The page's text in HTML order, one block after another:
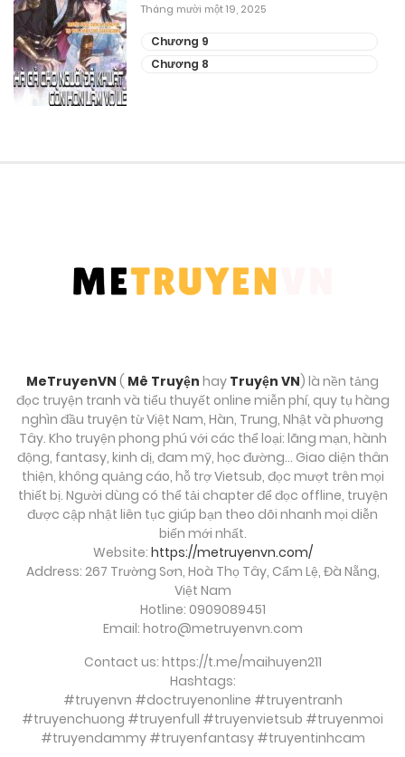
Tháng mười một 19, 2025
Chương 9
Chương 8
MeTruyenVN ( Mê Truyện hay Truyện VN) là nền tảng
đọc truyện tranh và tiểu thuyết online miễn phí, quy tụ hàng
nghìn đầu truyện từ Việt Nam, Hàn, Trung, Nhật và phương
Tây. Kho truyện phong phú với các thể loại: lãng mạn, hành
động, fantasy, kinh dị, đam mỹ, học đường… Giao diện thân
thiện, không quảng cáo, hỗ trợ Vietsub, đọc mượt trên mọi
thiết bị. Người dùng có thể tải chapter để đọc offline, truyện
được cập nhật liên tục giúp bạn theo dõi nhanh mọi diễn
biến mới nhất.
Website: https://metruyenvn.com/
Address: 267 Trường Sơn, Hoà Thọ Tây, Cẩm Lệ, Đà Nẵng,
Việt Nam
Hotline: 0909089451
Email: hotro@metruyenvn.com
Contact us: https://t.me/maihuyen211
Hashtags:
#truyenvn #doctruyenonline #truyentranh
#truyenchuong #truyenfull #truyenvietsub #truyenmoi
#truyendammy #truyenfantasy #truyentinhcam